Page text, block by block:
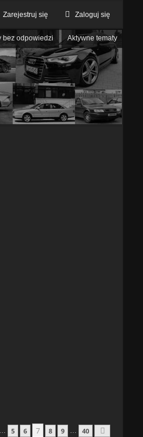
Zaloguj się
Zarejestruj się
bez odpowiedzi Aktywne tematy
… 5 6 7 8 9 … 40